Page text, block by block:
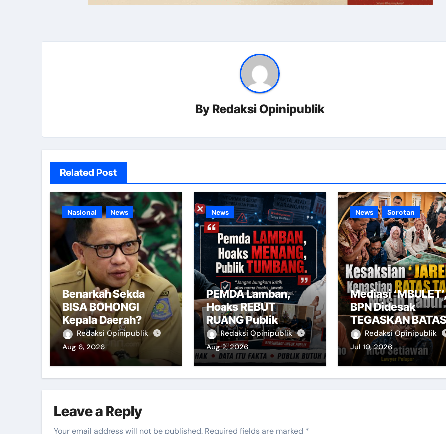
By Redaksi Opinipublik
Related Post
Nasional News
Benarkah Sekda
BISA BOHONGI
Kepala Daerah?
Redaksi Opinipublik
Aug 6, 2026
News
PEMDA Lamban,
Hoaks REBUT
RUANG Publik
Redaksi Opinipublik
Aug 2, 2026
News Sorotan
Mediasi
BPN Didesak
TEGASKAN BATAS
Redaksi Opinipublik
Jul 10, 2026
Leave a Reply
Your email address will not be published. Required fields are marked *